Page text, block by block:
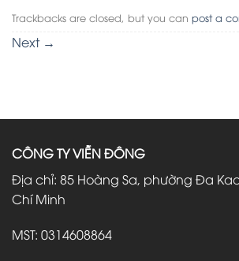
Trackbacks are closed, but you can post a
Next →
CÔNG TY VIỄN ĐÔNG
Địa chỉ: 85 Hoàng Sa, phường Đa
Chí Minh
MST: 0314608864